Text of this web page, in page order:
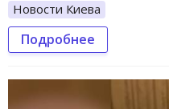
Новости Киева
Подробнее